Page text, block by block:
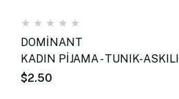
★ ★ ★ ★ ★
DOMİNANT
KADIN PİJAMA - TUNIK-ASKILI
$2.50